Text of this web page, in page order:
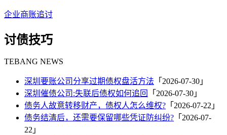
企业商账追讨
讨债技巧
TEBANG NEWS
深圳要账公司分享过期债权盘活方法 「2026-07-30」
深圳催债公司:失联后债权如何追回
「2026-07-30」
债务人故意转移财产，债权人怎么维权? 「2026-07-22」
债务结清后，还需要保留哪些凭证防纠纷? 「2026-07-
22」